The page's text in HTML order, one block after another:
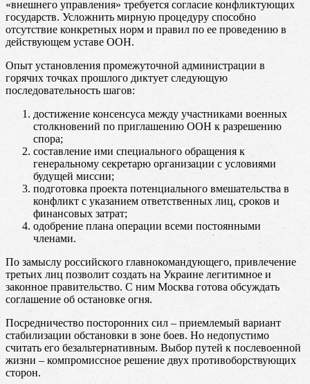
«внешнего управления» требуется согласие конфликтующих
государств. Усложнить мирную процедуру способно
отсутствие конкретных норм и правил по ее проведению в
действующем уставе ООН.
Опыт установления промежуточной администрации в
горячих точках прошлого диктует следующую
последовательность шагов:
достижение консенсуса между участниками военных
столкновений по приглашению ООН к разрешению
спора;
составление ими специального обращения к
генеральному секретарю организации с условиями
будущей миссии;
подготовка проекта потенциального вмешательства в
конфликт с указанием ответственных лиц, сроков и
финансовых затрат;
одобрение плана операции всеми постоянными
членами.
По замыслу российского главнокомандующего, привлечение
третьих лиц позволит создать на Украине легитимное и
законное правительство. С ним Москва готова обсуждать
соглашение об остановке огня.
Посредничество посторонних сил – приемлемый вариант
стабилизации обстановки в зоне боев. Но недопустимо
считать его безальтернативным. Выбор путей к послевоенной
жизни – компромиссное решение двух противоборствующих
сторон.